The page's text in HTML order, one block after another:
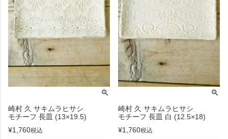
崎村 久 サキムラヒサシ
モチーフ 長皿 (13×19.5)
¥1,760税込
崎村 久 サキムラヒサシ
モチーフ 長皿 白 (12.5×18)
¥1,760税込